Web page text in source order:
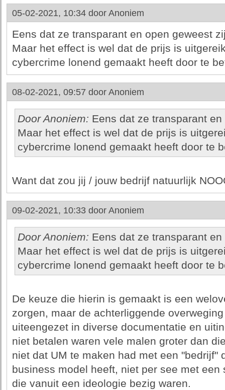
05-02-2021, 10:34 door Anoniem
Eens dat ze transparant en open geweest
Maar het effect is wel dat de prijs is
cybercrime lonend gemaakt heeft door te
08-02-2021, 09:57 door Anoniem
Door Anoniem: Eens dat ze transparant
Maar het effect is wel dat de prijs is
cybercrime lonend gemaakt heeft door te
Want dat zou jij / jouw bedrijf natuurlijk
09-02-2021, 10:33 door Anoniem
Door Anoniem: Eens dat ze transparant
Maar het effect is wel dat de prijs is
cybercrime lonend gemaakt heeft door te
De keuze die hierin is gemaakt is een
zorgen, maar de achterliggende
uiteengezet in diverse documentatie en
niet betalen waren vele malen groter dan
niet dat UM te maken had met een "bedrijf"
business model heeft, niet per see met
die vanuit een ideologie bezig waren.